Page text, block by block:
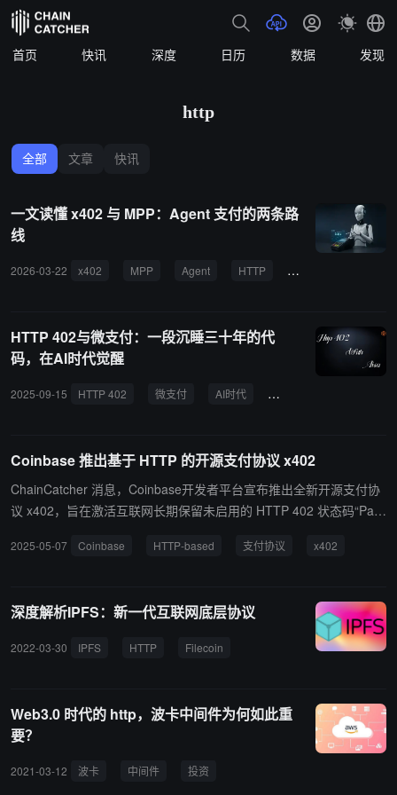
首页 快讯 深度 日历 数据 发现
http
全部 文章 快讯
一文读懂 x402 与 MPP：Agent 支付的两条路
线
2026-03-22 x402 MPP Agent HTTP Stripe
HTTP 402与微支付：一段沉睡三十年的代
码，在AI时代觉醒
2025-09-15 HTTP 402 微支付 AI时代 M2M经济
Coinbase 推出基于 HTTP 的开源支付协议 x402
ChainCatcher 消息，Coinbase开发者平台宣布推出全新开源支付协
议 x402，旨在激活互联网长期保留未启用的 HTTP 402 状态码“Pay
商、内容创作者、上下文协议等新型场景。 x402 允许服务器请求支
程，为代理经济与链上服务提供新基础设施。
2025-05-07 Coinbase HTTP-based 支付协议 x402
深度解析IPFS：新一代互联网底层协议
2022-03-30 IPFS HTTP Filecoin
Web3.0 时代的 http，波卡中间件为何如此重
要？
2021-03-12 波卡 中间件 投资